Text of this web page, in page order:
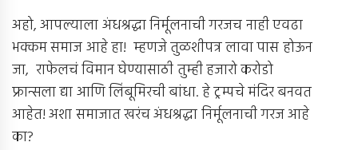
अहो, आपल्याला अंधश्रद्धा निर्मूलनाची गरजच नाही एवढा
भक्कम समाज आहे हा! म्हणजे तुळशीपत्र लावा पास होऊन
जा, राफेलचं विमान घेण्यासाठी तुम्ही हजारो करोडो
फ्रान्सला द्या आणि लिंबूमिरची बांधा. हे ट्रम्पचे मंदिर बनवत
आहेत! अशा समाजात खरंच अंधश्रद्धा निर्मूलनाची गरज आहे
का?